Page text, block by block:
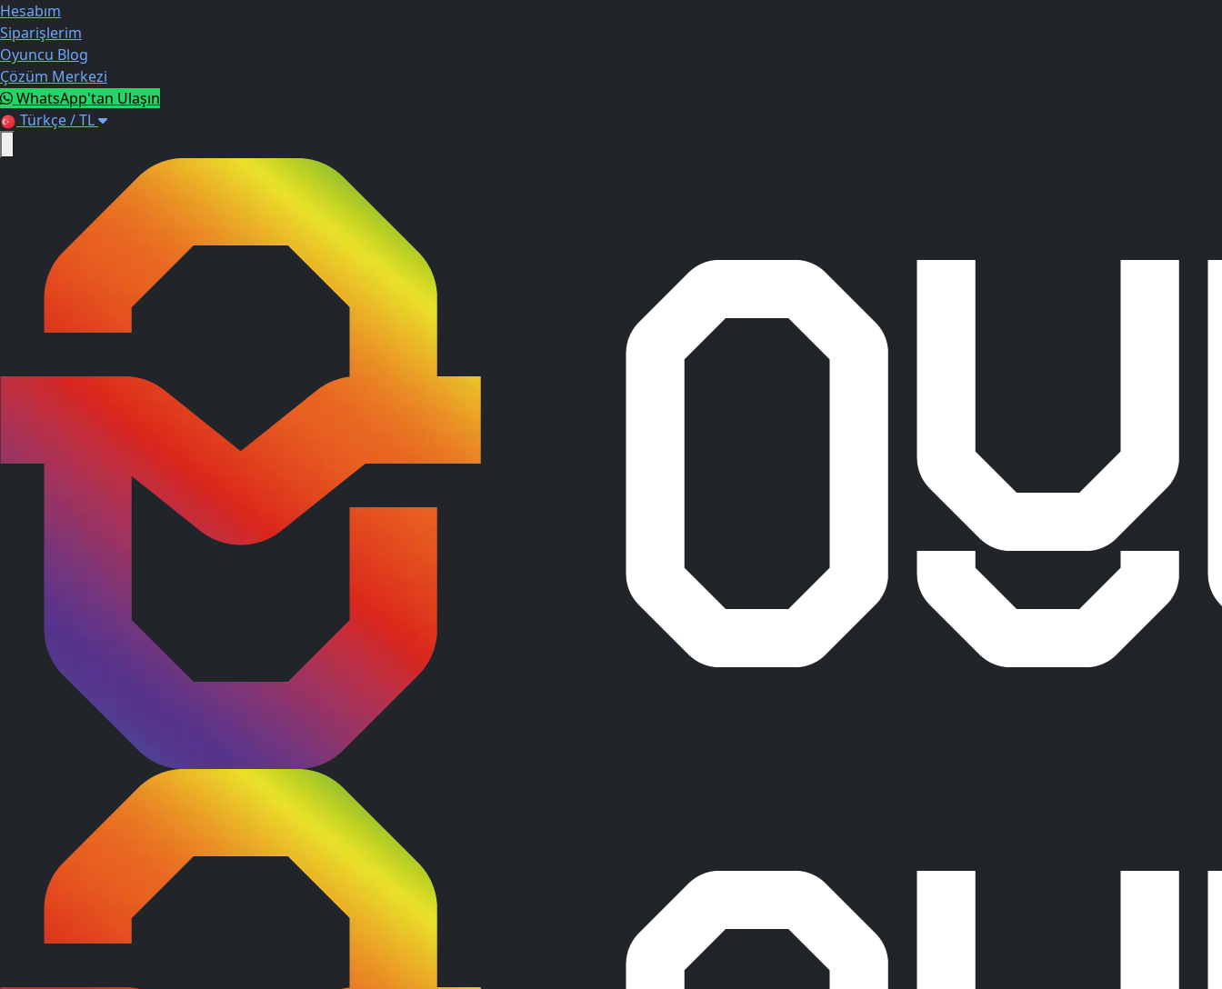
Hesabım
Siparişlerim
Oyuncu Blog
Çözüm Merkezi
WhatsApp'tan Ulaşın
Türkçe / TL